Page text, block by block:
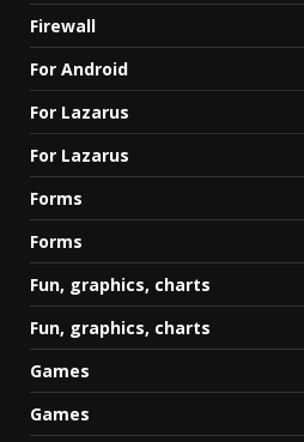
Firewall
For Android
For Lazarus
For Lazarus
Forms
Forms
Fun, graphics, charts
Fun, graphics, charts
Games
Games